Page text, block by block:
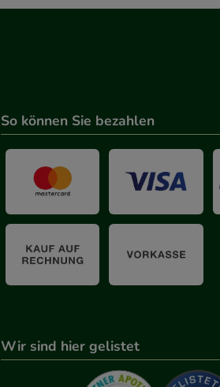
So können Sie bezahlen
Wir sind hier gelistet